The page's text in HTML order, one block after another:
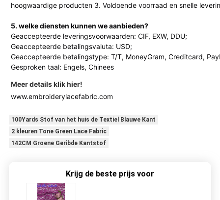
hoogwaardige producten 3. Voldoende voorraad en snelle
5. welke diensten kunnen we aanbieden?
Geaccepteerde leveringsvoorwaarden: CIF, EXW, DDU;
Geaccepteerde betalingsvaluta: USD;
Geaccepteerde betalingstype: T/T, MoneyGram, Creditcard,
Gesproken taal: Engels, Chinees
Meer details klik hier!
www.embroiderylacefabric.com
100Yards Stof van het huis de Textiel Blauwe Kant
2 kleuren Tone Green Lace Fabric
142CM Groene Geribde Kantstof
Krijg de beste prijs voor